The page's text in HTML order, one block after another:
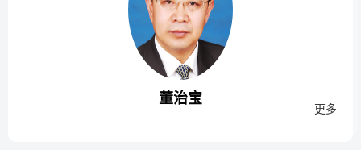
董治宝
更多